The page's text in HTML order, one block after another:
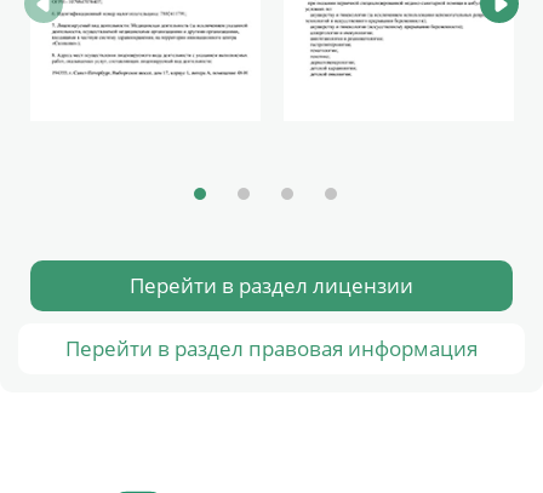
Перейти в раздел лицензии
Перейти в раздел правовая информация